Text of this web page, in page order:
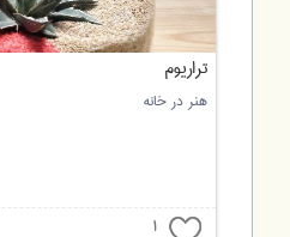
تراریوم
هنر در خانه
1